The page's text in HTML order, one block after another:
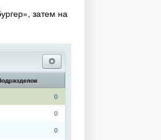
затем на